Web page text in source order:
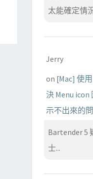
太能確定情
Jerry
on [Mac] 使
決 Menu
示不出來的
Bartender 5
士...